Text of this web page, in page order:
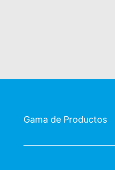
Gama de Productos